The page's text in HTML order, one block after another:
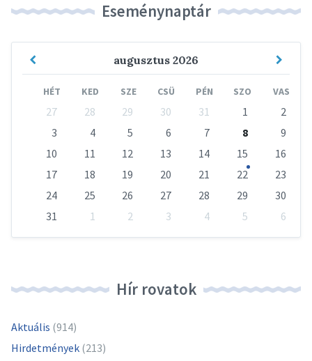
Eseménynaptár
augusztus 2026
Previous
HÉT KED SZE CSÜ PÉN SZO VAS
calendar
27 28 29 30 31 1
2
3
4 5 6 7 8
9
10
11 12 13 14 15
16
17
18 19 20 21 22
23
24
25 26 27 28 29
30
31
1 2 3 4 5
6
Hír rovatok
Aktuális (914)
Hirdetmények (213)